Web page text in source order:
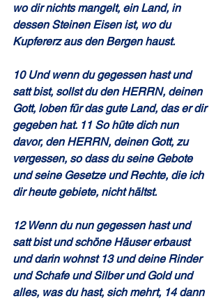
wo dir nichts mangelt, ein Land, in
dessen Steinen Eisen ist, wo du
Kupfererz aus den Bergen haust.
10 Und wenn du gegessen hast und
satt bist, sollst du den HERRN, deinen
Gott, loben für das gute Land, das er dir
gegeben hat. 11 So hüte dich nun
davor, den HERRN, deinen Gott, zu
vergessen, so dass du seine Gebote
und seine Gesetze und Rechte, die ich
dir heute gebiete, nicht hältst.
12 Wenn du nun gegessen hast und
satt bist und schöne Häuser erbaust
und darin wohnst 13 und deine Rinder
und Schafe und Silber und Gold und
alles, was du hast, sich mehrt, 14 dann